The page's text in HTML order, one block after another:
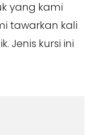
yang kami
tawarkan kali
Jenis kursi ini